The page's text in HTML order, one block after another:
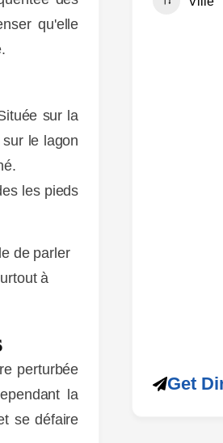
qu'elle
sur la
le lagon
les pieds
de parler
à
perturbée
la
se défaire
Get